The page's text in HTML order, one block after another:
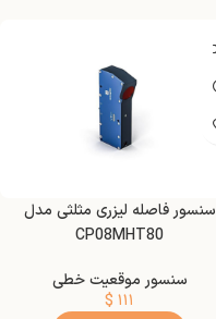
سنسور فاصله لیزری مثلثی مدل
CP08MHT80
سنسور موقعیت خطی
$ ۱۱۱